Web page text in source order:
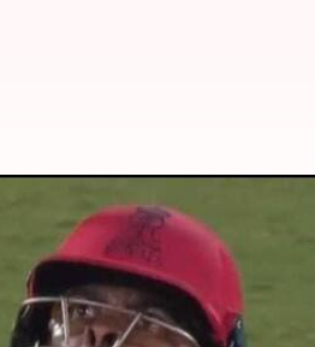
రెండవ పొడవైన సిక్స్